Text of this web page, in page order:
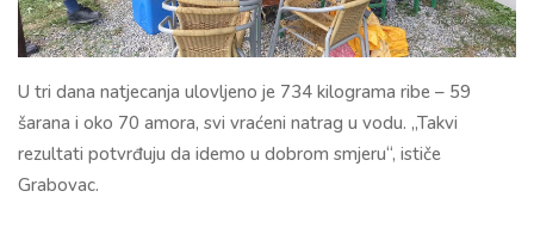
U tri dana natjecanja ulovljeno je 734 kilograma ribe – 59
šarana i oko 70 amora, svi vraćeni natrag u vodu. „Takvi
rezultati potvrđuju da idemo u dobrom smjeru“, ističe
Grabovac.